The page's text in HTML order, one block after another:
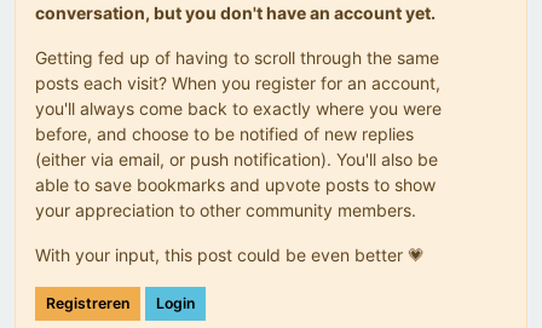
conversation, but you don't have an account yet.
Getting fed up of having to scroll through the same
posts each visit? When you register for an account,
you'll always come back to exactly where you were
before, and choose to be notified of new replies
(either via email, or push notification). You'll also be
able to save bookmarks and upvote posts to show
your appreciation to other community members.
With your input, this post could be even better 💗
Registreren Login